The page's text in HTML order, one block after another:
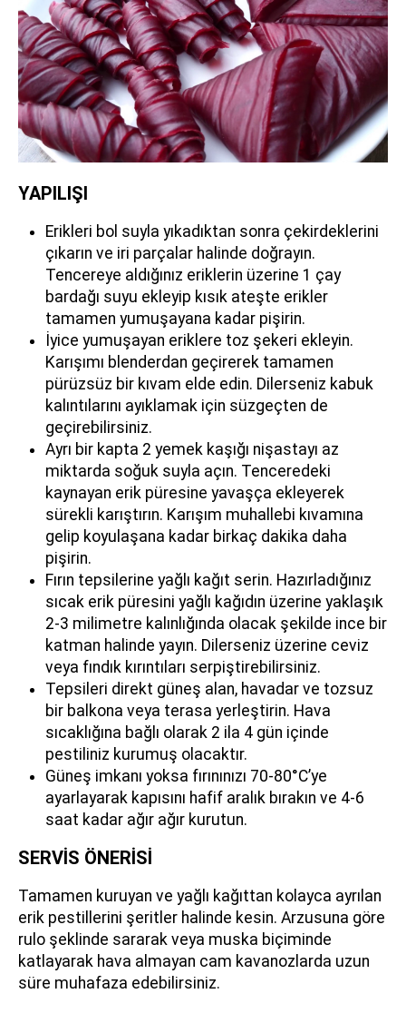
YAPILIŞI
Erikleri bol suyla yıkadıktan sonra çekirdeklerini
çıkarın ve iri parçalar halinde doğrayın.
Tencereye aldığınız eriklerin üzerine 1 çay
bardağı suyu ekleyip kısık ateşte erikler
tamamen yumuşayana kadar pişirin.
İyice yumuşayan eriklere toz şekeri ekleyin.
Karışımı blenderdan geçirerek tamamen
pürüzsüz bir kıvam elde edin. Dilerseniz kabuk
kalıntılarını ayıklamak için süzgeçten de
geçirebilirsiniz.
Ayrı bir kapta 2 yemek kaşığı nişastayı az
miktarda soğuk suyla açın. Tenceredeki
kaynayan erik püresine yavaşça ekleyerek
sürekli karıştırın. Karışım muhallebi kıvamına
gelip koyulaşana kadar birkaç dakika daha
pişirin.
Fırın tepsilerine yağlı kağıt serin. Hazırladığınız
sıcak erik püresini yağlı kağıdın üzerine yaklaşık
2-3 milimetre kalınlığında olacak şekilde ince bir
katman halinde yayın. Dilerseniz üzerine ceviz
veya fındık kırıntıları serpiştirebilirsiniz.
Tepsileri direkt güneş alan, havadar ve tozsuz
bir balkona veya terasa yerleştirin. Hava
sıcaklığına bağlı olarak 2 ila 4 gün içinde
pestiliniz kurumuş olacaktır.
Güneş imkanı yoksa fırınınızı 70-80°C’ye
ayarlayarak kapısını hafif aralık bırakın ve 4-6
saat kadar ağır ağır kurutun.
SERVİS ÖNERİSİ
Tamamen kuruyan ve yağlı kağıttan kolayca ayrılan
erik pestillerini şeritler halinde kesin. Arzusuna göre
rulo şeklinde sararak veya muska biçiminde
katlayarak hava almayan cam kavanozlarda uzun
süre muhafaza edebilirsiniz.